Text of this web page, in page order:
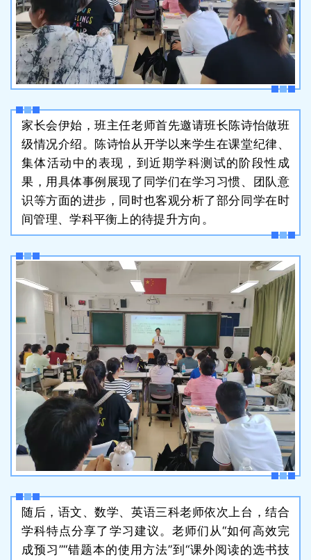
家长会伊始，班主任老师首先邀请班长陈诗怡做班
级情况介绍。陈诗怡从开学以来学生在课堂纪律、
集体活动中的表现，到近期学科测试的阶段性成
果，用具体事例展现了同学们在学习习惯、团队意
识等方面的进步，同时也客观分析了部分同学在时
间管理、学科平衡上的待提升方向。
随后，语文、数学、英语三科老师依次上台，结合
学科特点分享了学习建议。老师们从“如何高效完
成预习”“错题本的使用方法”到“课外阅读的选书技